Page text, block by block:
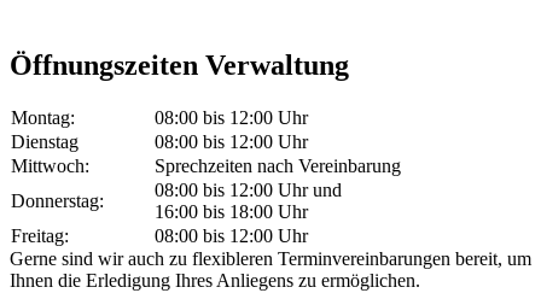
Öffnungszeiten Verwaltung
Montag:
08:00 bis 12:00 Uhr
Dienstag
08:00 bis 12:00 Uhr
Mittwoch:
Sprechzeiten nach Vereinbarung
Donnerstag:
08:00 bis 12:00 Uhr und
16:00 bis 18:00 Uhr
Freitag:
08:00 bis 12:00 Uhr
Gerne sind wir auch zu flexibleren Terminvereinbarungen bereit, um
Ihnen die Erledigung Ihres Anliegens zu ermöglichen.